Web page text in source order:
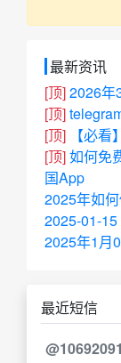
最新资讯
[顶]2026年
[顶]
[顶]
【必
[顶]如何免
国App
2025年如
2025-01-
2025年1月
最近短信
@10692091